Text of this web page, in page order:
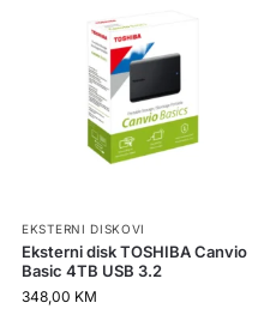
EKSTERNI DISKOVI
Eksterni disk TOSHIBA Canvio
Basic 4TB USB 3.2
348,00 KM